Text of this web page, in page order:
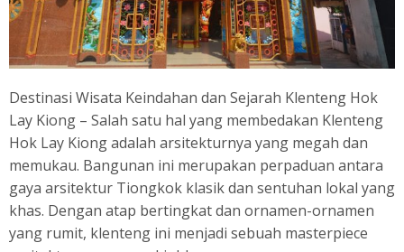
Destinasi Wisata Keindahan dan Sejarah Klenteng Hok
Lay Kiong – Salah satu hal yang membedakan Klenteng
Hok Lay Kiong adalah arsitekturnya yang megah dan
memukau. Bangunan ini merupakan perpaduan antara
gaya arsitektur Tiongkok klasik dan sentuhan lokal yang
khas. Dengan atap bertingkat dan ornamen-ornamen
yang rumit, klenteng ini menjadi sebuah masterpiece